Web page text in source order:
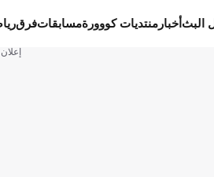
البثأخبار منتديات كووورةمسابقاتفرق
إعلان